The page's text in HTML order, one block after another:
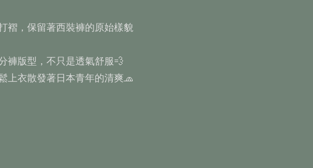
褶，保留著西裝褲的原始樣貌
褲版型，不只是透氣舒服💨
上衣散發著日本青年的清爽🧢